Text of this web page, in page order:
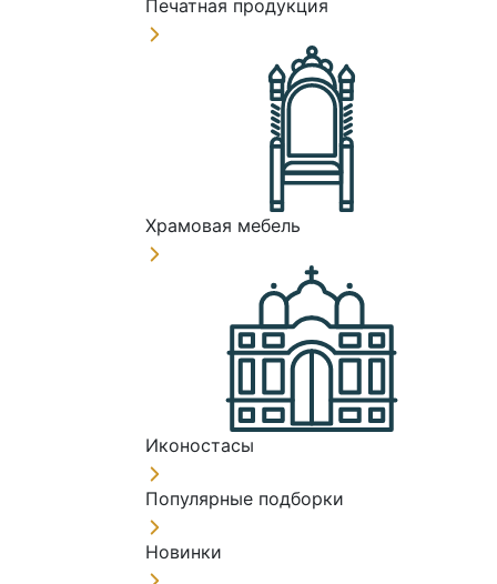
Печатная продукция
Храмовая мебель
Иконостасы
Популярные подборки
Новинки